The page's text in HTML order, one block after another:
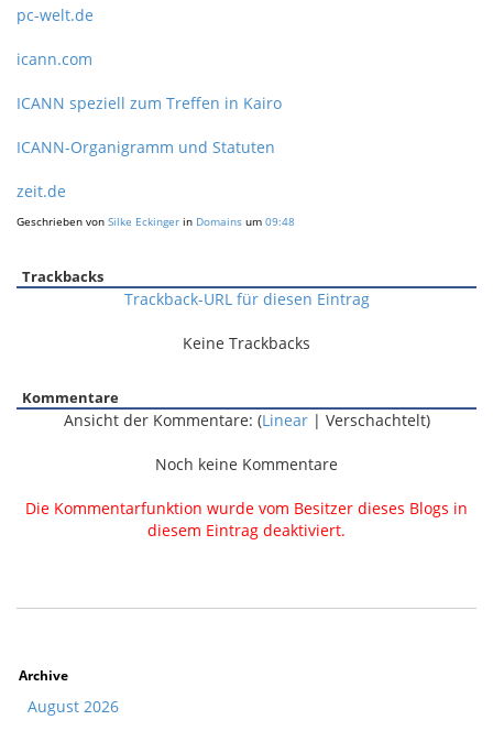
pc-welt.de
icann.com
ICANN speziell zum Treffen in Kairo
ICANN-Organigramm und Statuten
zeit.de
Geschrieben von Silke Eckinger in Domains um 09:48
Trackbacks
Trackback-URL für diesen Eintrag
Keine Trackbacks
Kommentare
Ansicht der Kommentare: (Linear| Verschachtelt)
Noch keine Kommentare
Die Kommentarfunktion wurde vom Besitzer dieses Blogs in
diesem Eintrag deaktiviert.
Archive
August 2026